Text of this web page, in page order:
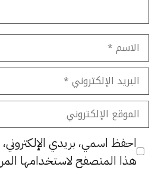
الاسم
البريد
الإلكتروني
الموقع
الإلكتروني
احفظ اسمي، بريدي الإلكتروني،
هذا المتصفح لاستخدامها